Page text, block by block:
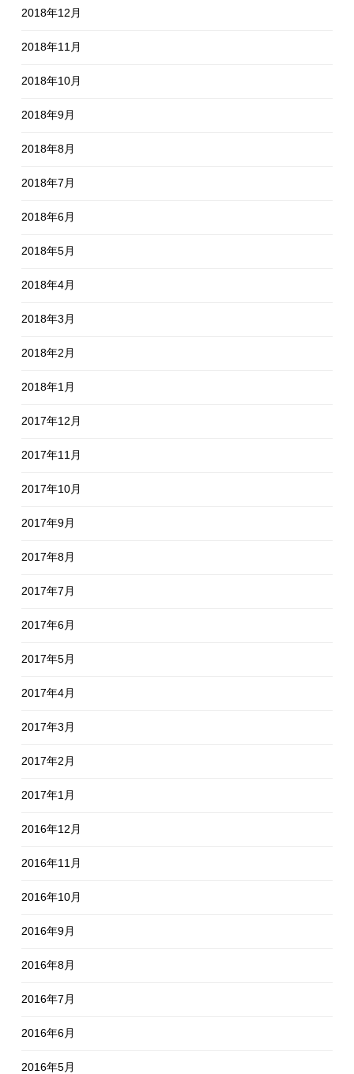
2018年12月
2018年11月
2018年10月
2018年9月
2018年8月
2018年7月
2018年6月
2018年5月
2018年4月
2018年3月
2018年2月
2018年1月
2017年12月
2017年11月
2017年10月
2017年9月
2017年8月
2017年7月
2017年6月
2017年5月
2017年4月
2017年3月
2017年2月
2017年1月
2016年12月
2016年11月
2016年10月
2016年9月
2016年8月
2016年7月
2016年6月
2016年5月